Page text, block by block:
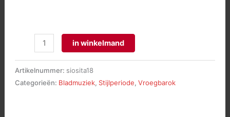
in winkelmand
Artikelnummer: siosita18
Categorieën: Bladmuziek, Stijlperiode, Vroegbarok